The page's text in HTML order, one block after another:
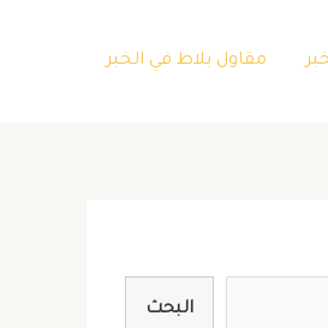
مقاول بلاط في الخبر
البحث